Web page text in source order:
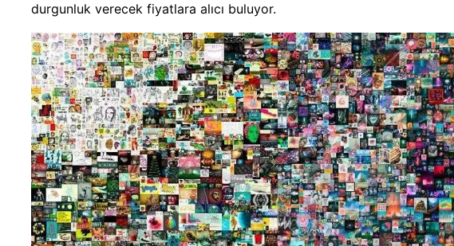
durgunluk verecek fiyatlara alıcı buluyor.